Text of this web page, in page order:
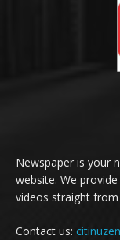
Newspaper is your
website. We
videos straight
Contact us: